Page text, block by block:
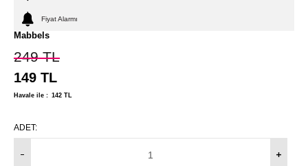
Fiyat Alarmı
Mabbels
249TL
149 TL
Havale ile : TL
142
ADET: